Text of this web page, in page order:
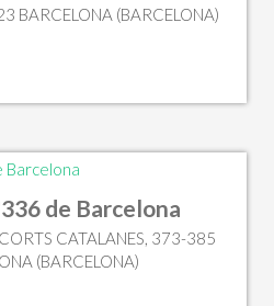
BARCELONA (BARCELONA)
de Barcelona
CATALANES, 373-385
(BARCELONA)